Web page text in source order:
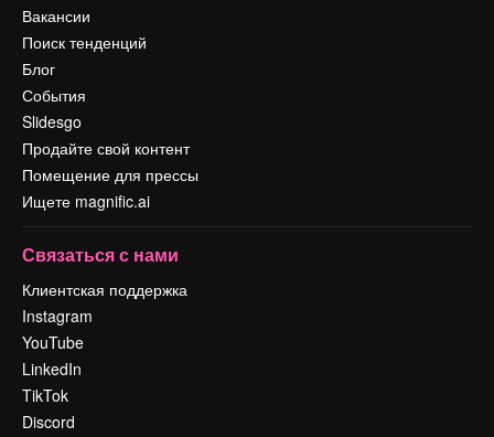
Вакансии
Поиск тенденций
Блог
События
Slidesgo
Продайте свой контент
Помещение для прессы
Ищете magnific.ai
Связаться с нами
Клиентская поддержка
Instagram
YouTube
LinkedIn
TikTok
Discord